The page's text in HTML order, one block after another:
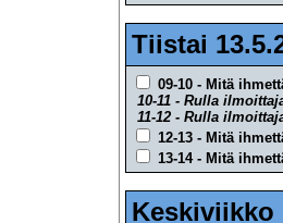
Tiistai
09-10 - Mitä
10-11 - Rulla
11-12 - Rulla
12-13 - Mitä
13-14 - Mitä
Keskiviikko